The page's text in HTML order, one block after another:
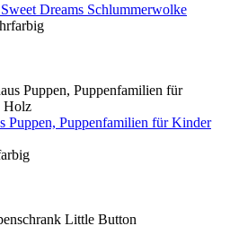
Dreams Schlummerwolke
Puppen, Puppenfamilien für Kinder